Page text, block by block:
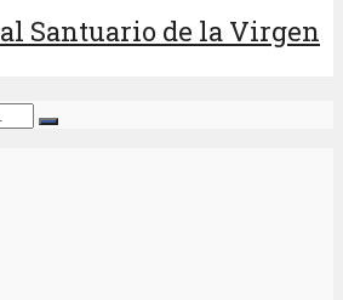
Santuario de la Virgen